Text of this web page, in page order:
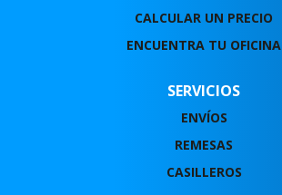
CALCULAR UN PRECIO
ENCUENTRA TU OFICINA
SERVICIOS
ENVÍOS
REMESAS
CASILLEROS